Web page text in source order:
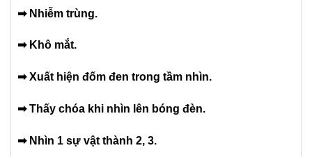
➡ Nhiễm trùng.
➡ Khô mắt.
➡Xuất hiện đốm đen trong tầm nhìn.
➡Thấy chóa khi nhìn lên bóng đèn.
➡ Nhìn 1 sự vật thành 2, 3.